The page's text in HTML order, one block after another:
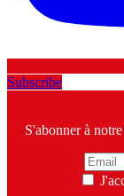
Subscribe
S'abonner à